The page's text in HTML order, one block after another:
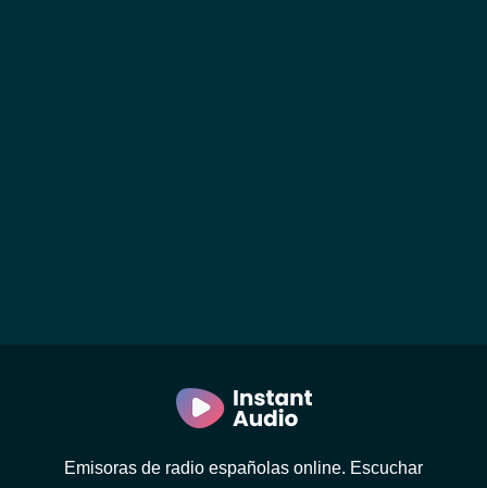
Emisoras de radio españolas online. Escuchar